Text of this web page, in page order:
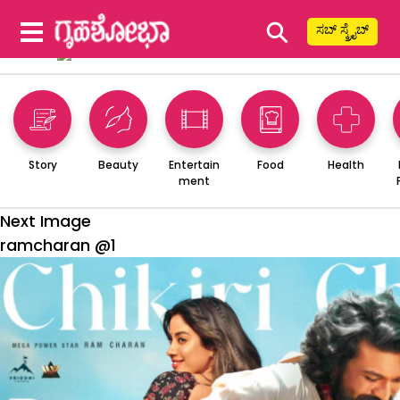
⚲ ಸಬ್ ಸ್ಕ್ರೈಬ್
Story Beauty
Entertain
ment
Food Health
Next Image
ramcharan @1